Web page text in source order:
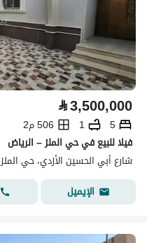
⃁3,500,000
5
1
506 م2
فيلا للبيع في حي الملز – الرياض
شارع أبي الحسين الأزدي، حي
الإيميل